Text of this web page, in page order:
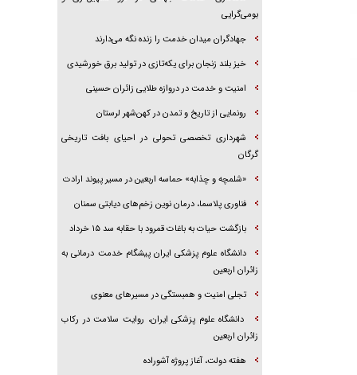
بومی‌گرایی
جهادگران میدان خدمت را زنده نگه می‌دارند
خیز بلند زنجان برای یکه‌تازی در تولید برق خورشیدی
امنیت و خدمت در دروازه طلایی زائران حسینی
رونمایی از تاریخ و تمدن در کهن‌شهر لرستان
شهرداری تخصصی تحولی در احیای بافت تاریخی
گرگان
«شلمچه و چذابه» حماسه اربعین در مسیر پیوند ارادت
فناوری پلاسما، درمان نوین زخم‌های دیابتی سمنان
بازگشت حیات به باغات قمرود با حقابه سد ۱۵ خرداد
دانشگاه علوم پزشکی ایران پیشگام خدمت درمانی به
زائران اربعین
تجلی امنیت و همبستگی در مسیر‌های معنوی
دانشگاه علوم پزشکی ایران، روایت سلامت در رکاب
زائران اربعین
هفته دولت، آغاز پروژه آشوراده